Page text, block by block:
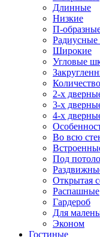
Длинные
Низкие
П-
Широкие
Угловые
2-х
3-х
4-х
Во всю
Под
Открытая
Распашные
Гардероб
Для
Эконом
Гостиные